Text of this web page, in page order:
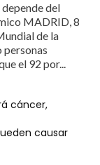
del
MADRID, 8
de la
personas
el 92 por...
cáncer,
causar